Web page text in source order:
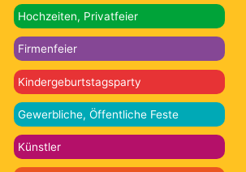
Hochzeiten, Privatfeier
Firmenfeier
Kindergeburtstagsparty
Gewerbliche, Öffentliche Feste
Künstler